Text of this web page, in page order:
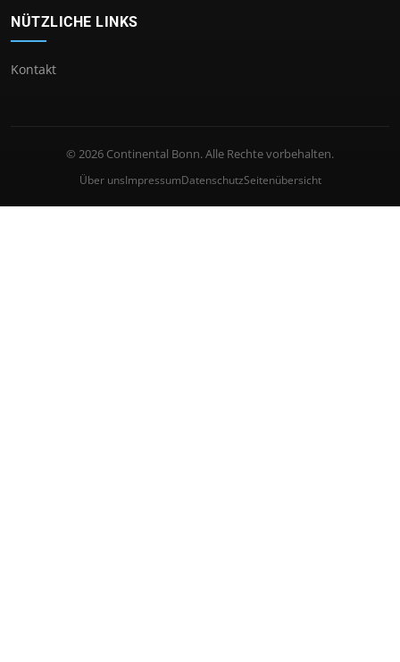
NÜTZLICHE LINKS
Kontakt
© 2026 Continental Bonn. Alle Rechte vorbehalten.
Über unsImpressumDatenschutzSeitenübersicht